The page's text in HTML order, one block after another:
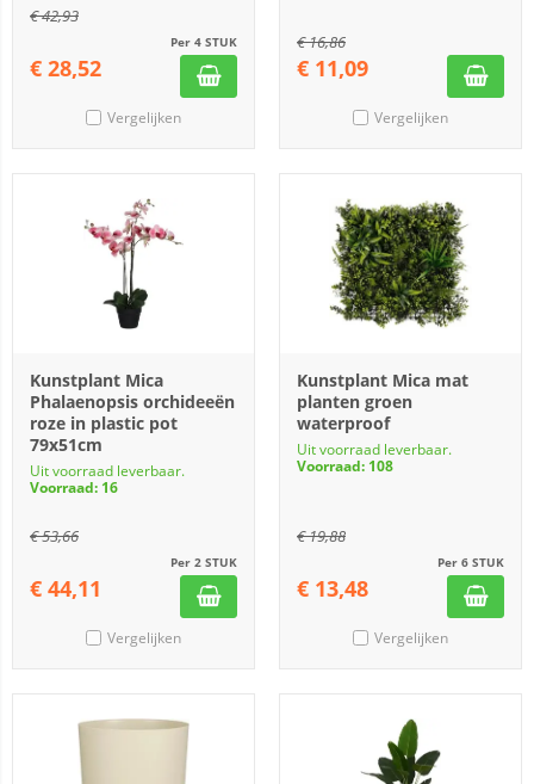
€42,93
Per 4 STUK
€ 28,52
Vergelijken
€16,86
€ 11,09
Vergelijken
Kunstplant Mica
Phalaenopsis orchideeën
roze in plastic pot
79x51cm
Uit voorraad leverbaar.
Voorraad: 16
€53,66
Per 2 STUK
€ 44,11
Vergelijken
Kunstplant Mica mat
planten groen
waterproof
Uit voorraad leverbaar.
Voorraad: 108
€19,88
Per 6 STUK
€ 13,48
Vergelijken